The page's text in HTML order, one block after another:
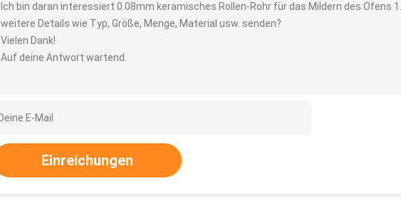
Ich bin daran interessiert 0.08mm keramisches Rollen-Rohr für das Mildern des Ofens
weitere Details wie Typ, Größe, Menge, Material usw. senden?
Vielen Dank!
Auf deine Antwort wartend.
Einreichungen